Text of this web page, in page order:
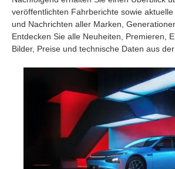
veröffentlichten Fahrberichte sowie
und Nachrichten aller Marken,
Entdecken Sie alle Neuheiten, Premieren,
Bilder, Preise und technische Daten aus